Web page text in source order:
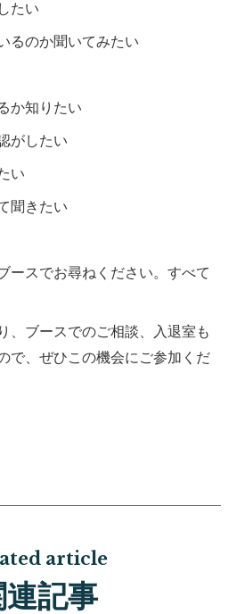
たい
るのか聞いてみたい
か知りたい
がしたい
い
聞きたい
ースでお尋ねください。すべて
、ブースでのご相談、入退室も
で、ぜひこの機会にご参加くだ
article
連記事